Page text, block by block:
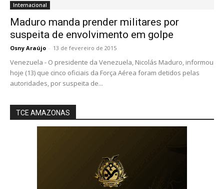
Internacional
Maduro manda prender militares por
suspeita de envolvimento em golpe
Osny Araújo - 13 de fevereiro de 2015
Venezuela - O presidente da Venezuela, Nicolás Maduro, informou
hoje (13) que cinco oficiais da Força Aérea foram detidos pelas
autoridades, por suspeita de...
TCE AMAZONAS